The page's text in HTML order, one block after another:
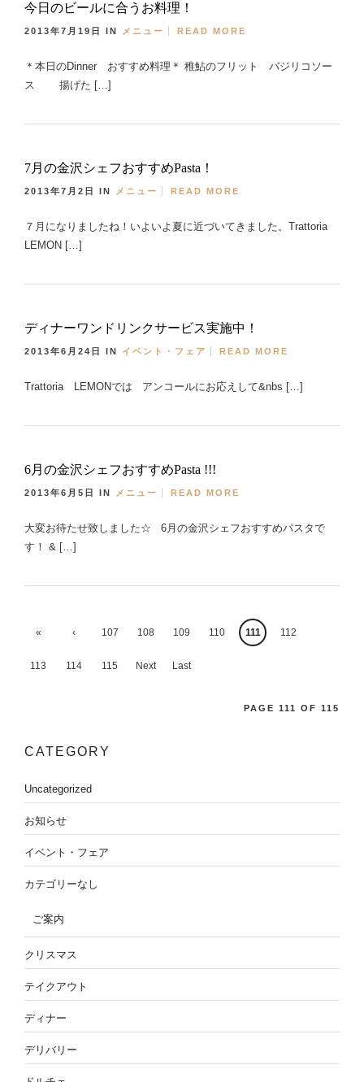
今日のビールに合うお料理！
2013年7月19日 IN メニュー READ MORE
＊本日のDinner おすすめ料理＊ 稚鮎のフリット バジリコソー
ス 揚げた […]
7月の金沢シェフおすすめPasta！
2013年7月2日 IN メニュー READ MORE
７月になりましたね！いよいよ夏に近づいてきました。Trattoria
LEMON […]
ディナーワンドリンクサービス実施中！
2013年6月24日 IN イベント・フェア READ MORE
Trattoria LEMONでは アンコールにお応えして&nbs […]
6月の金沢シェフおすすめPasta !!!
2013年6月5日 IN メニュー READ MORE
大変お待たせ致しました☆ 6月の金沢シェフおすすめパスタで
す！ & […]
« ‹ 107 108 109 110 111 112
113 114 115 Next Last
PAGE 111 OF 115
CATEGORY
Uncategorized
お知らせ
イベント・フェア
カテゴリーなし
ご案内
クリスマス
テイクアウト
ディナー
デリバリー